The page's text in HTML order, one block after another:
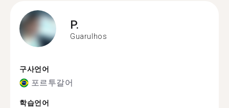
P.
Guarulhos
구사언어
포르투갈어
학습언어